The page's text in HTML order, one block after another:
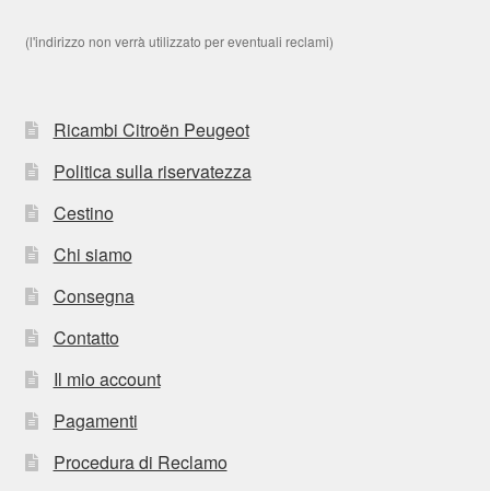
(l'indirizzo non verrà utilizzato per eventuali reclami)
Ricambi Citroën Peugeot
Politica sulla riservatezza
Cestino
Chi siamo
Consegna
Contatto
Il mio account
Pagamenti
Procedura di Reclamo